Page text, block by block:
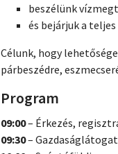
beszélünk
és bejárjuk a
Célunk, hogy
párbeszédre,
Program
09:00– Érkezés,
09:30–